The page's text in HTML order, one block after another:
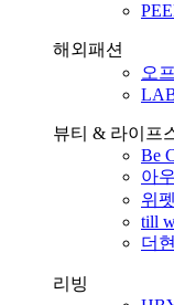
해외패션
오
뷰티 & 라이프
Be
아
위펫
till
더
리빙